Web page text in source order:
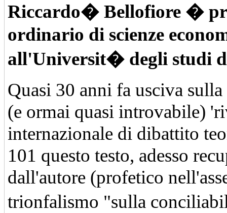
Riccardo� Bellofiore �
ordinario di scienze
all'Universit� degli studi
Quasi 30 anni fa usciva
(e ormai quasi introvabile)
internazionale di dibattito
101 questo testo, adesso
dall'autore (profetico
trionfalismo "sulla